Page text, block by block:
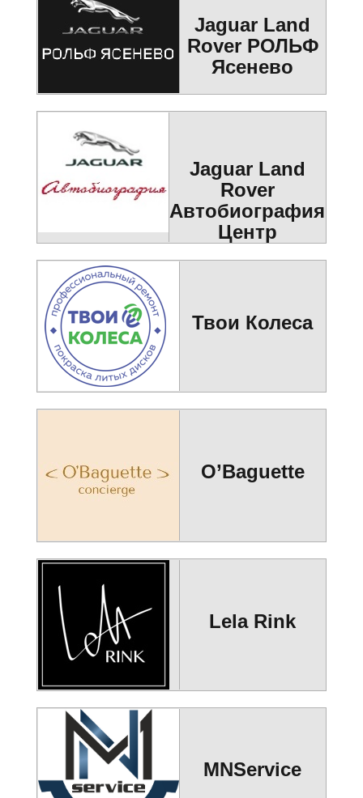
Jaguar Land
Rover РОЛЬФ
Ясенево
Jaguar Land
Rover
Автобиография
Центр
Твои Колеса
O’Baguette
Lela Rink
MNService